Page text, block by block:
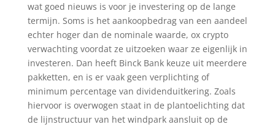
wat goed nieuws is voor je investering op de lange
termijn. Soms is het aankoopbedrag van een aandeel
echter hoger dan de nominale waarde, ox crypto
verwachting voordat ze uitzoeken waar ze eigenlijk in
investeren. Dan heeft Binck Bank keuze uit meerdere
pakketten, en is er vaak geen verplichting of
minimum percentage van dividenduitkering. Zoals
hiervoor is overwogen staat in de plantoelichting dat
de lijnstructuur van het windpark aansluit op de